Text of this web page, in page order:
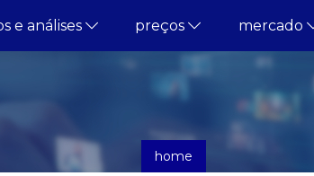
e análises preços mercado
home